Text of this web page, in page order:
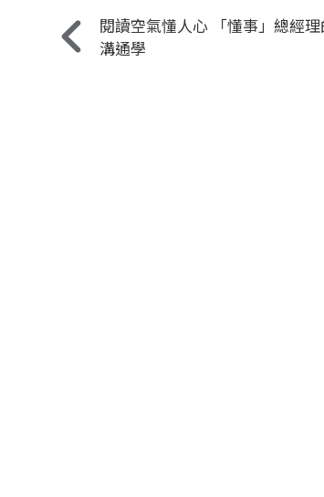
閱讀空氣懂人心 「懂事」總經理
溝通學